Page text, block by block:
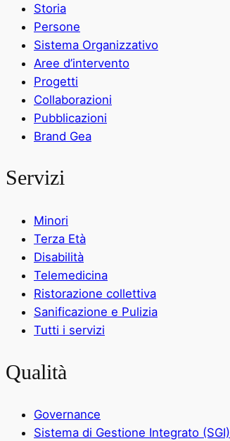
Storia
Persone
Sistema Organizzativo
Aree d’intervento
Progetti
Collaborazioni
Pubblicazioni
Brand Gea
Servizi
Minori
Terza Età
Disabilità
Telemedicina
Ristorazione collettiva
Sanificazione e Pulizia
Tutti i servizi
Qualità
Governance
Sistema di Gestione Integrato (SGI)